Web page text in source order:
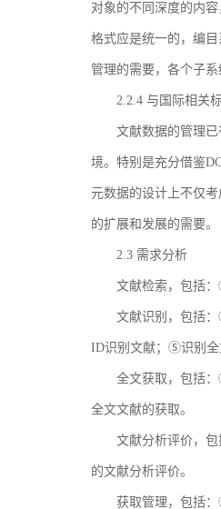
对象的不同深度的内
格式应是统一的，编
管理的需要，各个子
2.2.4 与国际相关
文献数据的管理
境。特别是充分借鉴
元数据的设计上不仅
的扩展和发展的需要。
2.3 需求分析
文献检索，包括
文献识别，包括
ID识别文献；⑤识别全
全文获取，包括
全文文献的获取。
文献分析评价，
的文献分析评价。
获取管理，包括